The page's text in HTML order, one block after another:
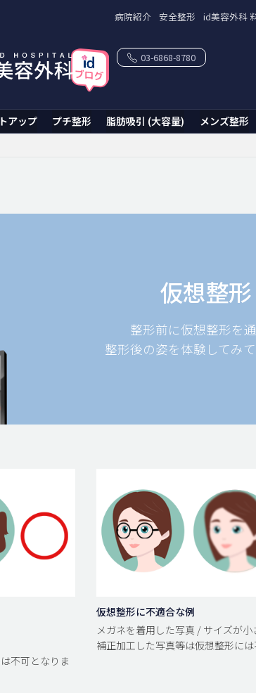
病院紹介 安全整形 id美容外科
アップ プチ整形 脂肪吸引 (大容量) メンズ整形
03-6868-8780
仮想整形
整形前に仮想整形を
整形後の姿を体験してみて
不可となりま
仮想整形に不適合な例
メガネを着用した写真 / サイズが
補正加工した写真等は仮想整形には